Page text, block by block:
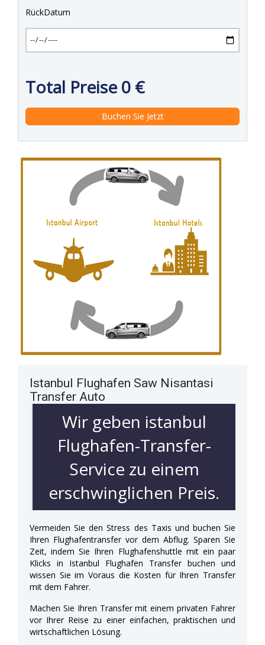
RückDatum
Total Preise0 €
Istanbul Flughafen Saw Nisantasi
Transfer Auto
Wir geben istanbul
Flughafen-Transfer-
Service zu einem
erschwinglichen Preis.
Vermeiden Sie den Stress des Taxis und buchen Sie
Ihren Flughafentransfer vor dem Abflug. Sparen Sie
Zeit, indem Sie Ihren Flughafenshuttle mit ein paar
Klicks in Istanbul Flughafen Transfer buchen und
wissen Sie im Voraus die Kosten für Ihren Transfer
mit dem Fahrer.
Machen Sie Ihren Transfer mit einem privaten Fahrer
vor Ihrer Reise zu einer einfachen, praktischen und
wirtschaftlichen Lösung.